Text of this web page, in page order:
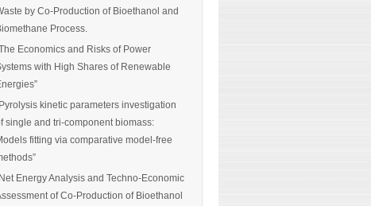
by Co-Production of Bioethanol and
Process.
Economics and Risks of Power
with High Shares of Renewable
kinetic parameters investigation
single and tri-component biomass:
fitting via comparative model-free
Energy Analysis and Techno-Economic
of Co-Production of Bioethanol